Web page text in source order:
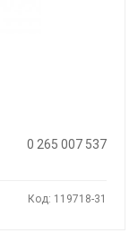
0 265 007 537
Код: 119718-31